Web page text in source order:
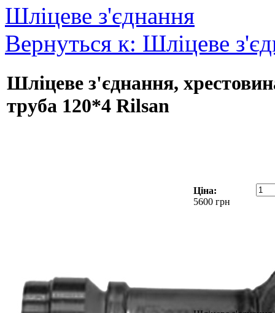
Шліцеве з'єднання
Вернуться к: Шліцеве
Шліцеве з'єднання,
труба 120*4 Rilsan
Ціна:
5600 грн